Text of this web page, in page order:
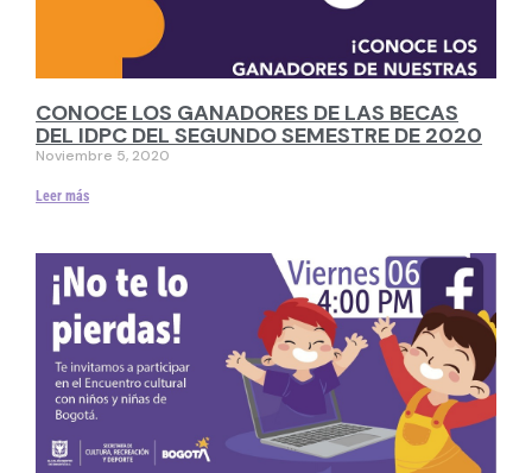
CONOCE LOS GANADORES DE LAS BECAS
DEL IDPC DEL SEGUNDO SEMESTRE DE 2020
Noviembre 5, 2020
Leer más